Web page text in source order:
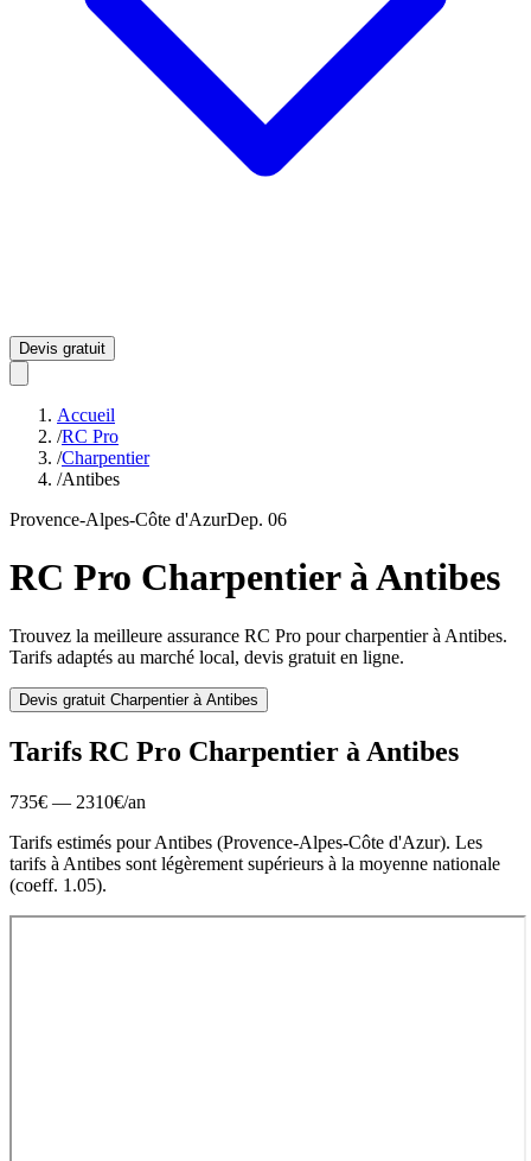
Devis gratuit
Accueil
/RC Pro
/Charpentier
/Antibes
Provence-Alpes-Côte d'AzurDep. 06
RC Pro CharpentieràAntibes
Trouvez la meilleure assurance RC Pro pourcharpentierà Antibes.
Tarifs adaptés au marché local, devis gratuit en ligne.
Devis gratuit Charpentierà Antibes
Tarifs RC Pro Charpentier à Antibes
735€ — 2310€/an
Tarifs estimés pourAntibes (Provence-Alpes-Côte d'Azur). Les
tarifs à Antibes sont légèrement supérieurs à la moyenne nationale
(coeff. 1.05).